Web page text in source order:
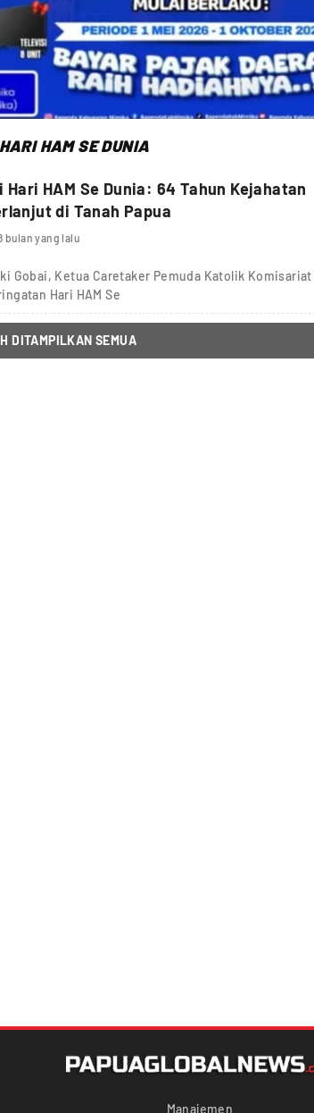
HAM SE DUNIA
HAM Se Dunia: 64 Tahun Kejahatan
di Tanah Papua
bulan yang lalu
Gobai, Ketua Caretaker Pemuda Katolik Komisariat
Hari HAM Se
DITAMPILKAN SEMUA
Manajemen